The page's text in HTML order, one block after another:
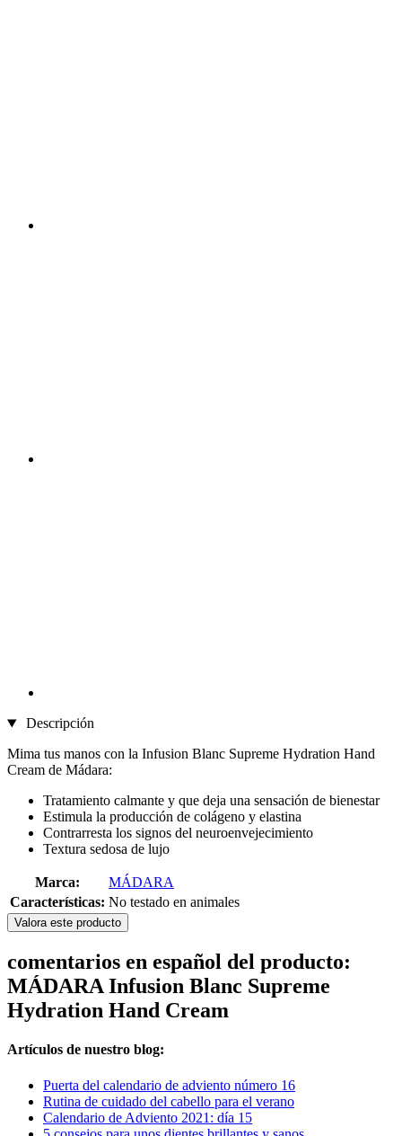
Descripción
Mima tus manos con la Infusion Blanc Supreme Hydration Hand
Cream de Mádara:
Tratamiento calmante y que deja una sensación de bienestar
Estimula la producción de colágeno y elastina
Contrarresta los signos del neuroenvejecimiento
Textura sedosa de lujo
Marca:
MÁDARA
Características: No testado en animales
Valora este producto
comentarios en español del producto:
MÁDARA Infusion Blanc Supreme
Hydration Hand Cream
Artículos de nuestro blog:
Puerta del calendario de adviento número 16
Rutina de cuidado del cabello para el verano
Calendario de Adviento 2021: día 15